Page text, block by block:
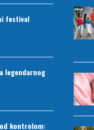
festival
legendarnog
kontrolom: